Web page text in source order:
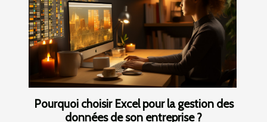
Pourquoi choisir Excel pour la gestion des
données de son entreprise ?